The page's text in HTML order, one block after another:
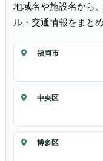
地域名や施設名から
ル・交通情報をまと
福岡市
中央区
博多区